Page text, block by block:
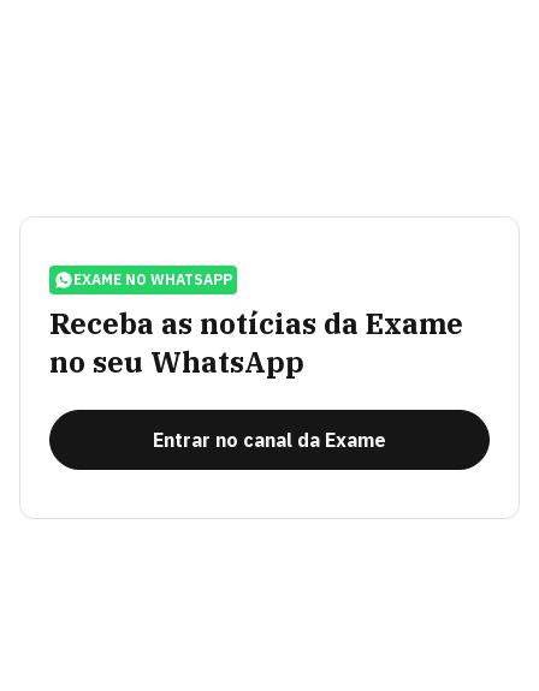
EXAME NO WHATSAPP
Receba as notícias da Exame
no seu WhatsApp
Entrar no canal da Exame